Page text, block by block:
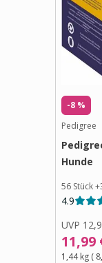
-8 %
Pedigree
Hunde
56 Stück+
4.9
UVP
11,99
1,44 kg (